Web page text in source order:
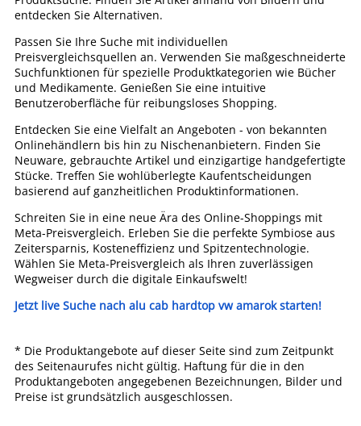
entdecken Sie Alternativen.
Passen Sie Ihre Suche mit individuellen
Preisvergleichsquellen an. Verwenden Sie maßgeschneiderte
Suchfunktionen für spezielle Produktkategorien wie Bücher
und Medikamente. Genießen Sie eine intuitive
Benutzeroberfläche für reibungsloses Shopping.
Entdecken Sie eine Vielfalt an Angeboten - von bekannten
Onlinehändlern bis hin zu Nischenanbietern. Finden Sie
Neuware, gebrauchte Artikel und einzigartige handgefertigte
Stücke. Treffen Sie wohlüberlegte Kaufentscheidungen
basierend auf ganzheitlichen Produktinformationen.
Schreiten Sie in eine neue Ära des Online-Shoppings mit
Meta-Preisvergleich. Erleben Sie die perfekte Symbiose aus
Zeitersparnis, Kosteneffizienz und Spitzentechnologie.
Wählen Sie Meta-Preisvergleich als Ihren zuverlässigen
Wegweiser durch die digitale Einkaufswelt!
Jetzt live Suche nach alu cab hardtop vw amarok starten!
* Die Produktangebote auf dieser Seite sind zum Zeitpunkt
des Seitenaurufes nicht gültig. Haftung für die in den
Produktangeboten angegebenen Bezeichnungen, Bilder und
Preise ist grundsätzlich ausgeschlossen.